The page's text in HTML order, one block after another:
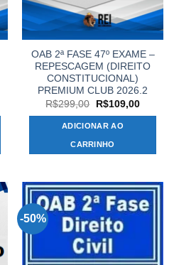
OAB 2ª FASE 47º EXAME –
REPESCAGEM (DIREITO
CONSTITUCIONAL)
PREMIUM CLUB 2026.2
R$299,00
O
original
era:
R$299,00.
R$109,00O
ADICIONAR AO
CARRINHO
-50%